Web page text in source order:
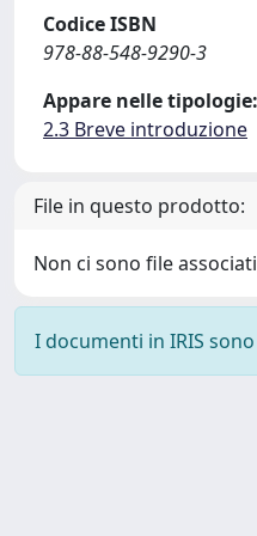
Codice ISBN
978-88-548-9290-3
Appare nelle tipologie:
2.3 Breve introduzione
File in questo prodotto:
Non ci sono file
I documenti in IRIS